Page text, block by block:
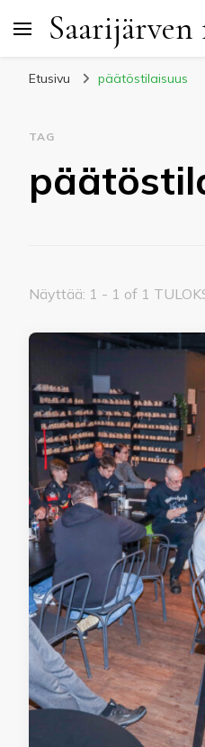
Etusivu päätöstilaisuus
TAG
Näyttää: 1 - 1 of 1